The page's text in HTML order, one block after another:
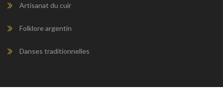
Artisanat du cuir
Folklore argentin
Danses traditionnelles